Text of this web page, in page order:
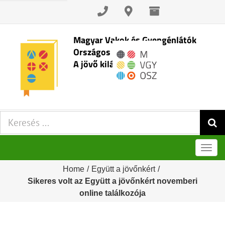
Skip
content
Magyar Vakok és Gyengénlátók
Országos Szövetsége
A jövő kilátásai
Keresés:
Home / Együtt a jövőnkért /
Sikeres volt az Együtt a jövőnkért novemberi
online találkozója